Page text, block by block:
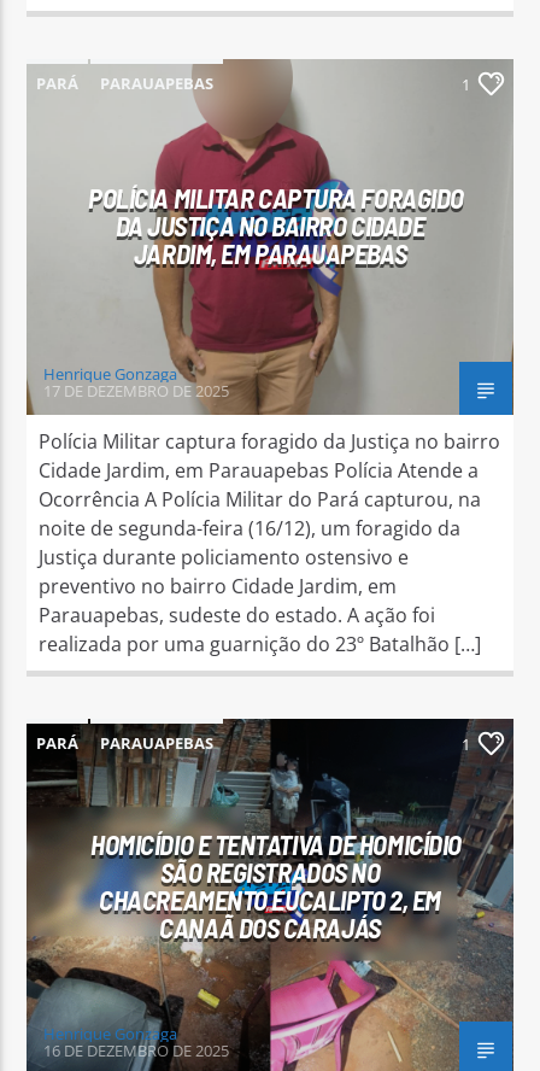
PARÁ PARAUAPEBAS 1
POLÍCIA MILITAR CAPTURA FORAGIDO
DA JUSTIÇA NO BAIRRO CIDADE
JARDIM, EM PARAUAPEBAS
Henrique Gonzaga
17 DE DEZEMBRO DE 2025
Polícia Militar captura foragido da Justiça no bairro
Cidade Jardim, em Parauapebas Polícia Atende a
Ocorrência A Polícia Militar do Pará capturou, na
noite de segunda-feira (16/12), um foragido da
Justiça durante policiamento ostensivo e
preventivo no bairro Cidade Jardim, em
Parauapebas, sudeste do estado. A ação foi
realizada por uma guarnição do 23º Batalhão […]
PARÁ PARAUAPEBAS 1
HOMICÍDIO E TENTATIVA DE HOMICÍDIO
SÃO REGISTRADOS NO
CHACREAMENTO EUCALIPTO 2, EM
CANAÃ DOS CARAJÁS
Henrique Gonzaga
16 DE DEZEMBRO DE 2025